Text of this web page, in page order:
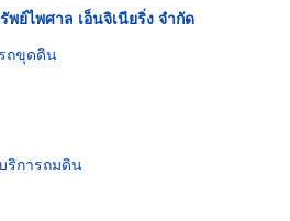
ย์ไพศาล เอ็นจิเนียริ่ง จำกัด
ถขุดดิน
ริการถมดิน